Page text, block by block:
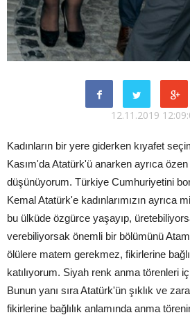
12.11.2019
Kadınların bir yere giderken kıyafet
Kasım'da Atatürk'ü anarken ayrıca
düşünüyorum. Türkiye Cumhuriyetini
Kemal Atatürk'e kadınlarımızın ayrıca
bu ülküde özgürce yaşayıp,
verebiliyorsak önemli bir bölümünü
ölülere matem gerekmez, fikirlerine
katılıyorum. Siyah renk anma törenleri
Bunun yanı sıra Atatürk'ün şıklık ve
fikirlerine bağlılık anlamında anma